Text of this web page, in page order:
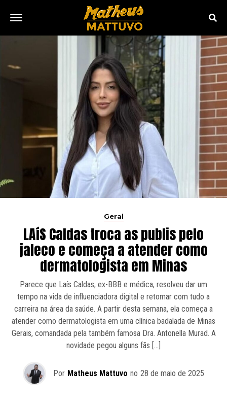
Geral
LAíS Caldas troca as publis pelo
jaleco e começa a atender como
dermatologista em Minas
Parece que Laís Caldas, ex-BBB e médica, resolveu dar um
tempo na vida de influenciadora digital e retomar com tudo a
carreira na área da saúde. A partir desta semana, ela começa a
atender como dermatologista em uma clínica badalada de Minas
Gerais, comandada pela também famosa Dra. Antonella Murad. A
novidade pegou alguns fãs […]
Por Matheus Mattuvo no 28 de maio de 2025